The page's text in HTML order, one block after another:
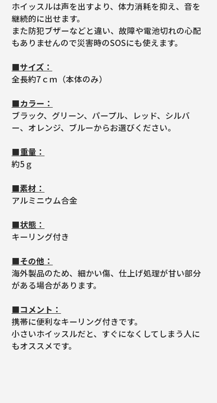
ホイッスルは声を出すより、体力消耗を抑え、音を
継続的に出せます。
また防犯ブザーなどと違い、故障や電池切れの心配
もありませんので災害時のSOSにも使えます。
■サイズ：
全長約7ｃｍ（本体のみ）
■カラー：
ブラック、グリーン、パープル、レッド、シルバ
ー、オレンジ、ブルーからお選びください。
■重量：
約5ｇ
■素材：
アルミニウム合金
■状態：
キーリング付き
■その他：
海外製品のため、細かい傷、仕上げ処理が甘い部分
がある場合があります。
■コメント：
携帯に便利なキーリング付きです。
小さいホイッスルだと、すぐになくしてしまう人に
もオススメです。